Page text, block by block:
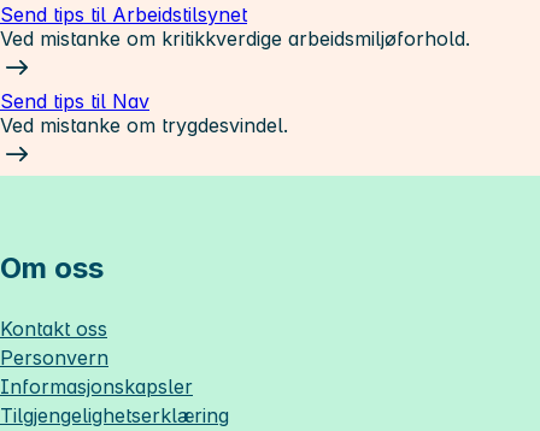
Send tips til Arbeidstilsynet
Ved mistanke om kritikkverdige arbeidsmiljøforhold.
Send tips til Nav
Ved mistanke om trygdesvindel.
Om oss
Kontakt oss
Personvern
Informasjonskapsler
Tilgjengelighetserklæring